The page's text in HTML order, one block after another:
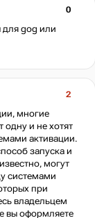
0
для gog или
2
многие
одну и не хотят
активации.
запуска и
могут
системами
при
владельцем
вы оформляете